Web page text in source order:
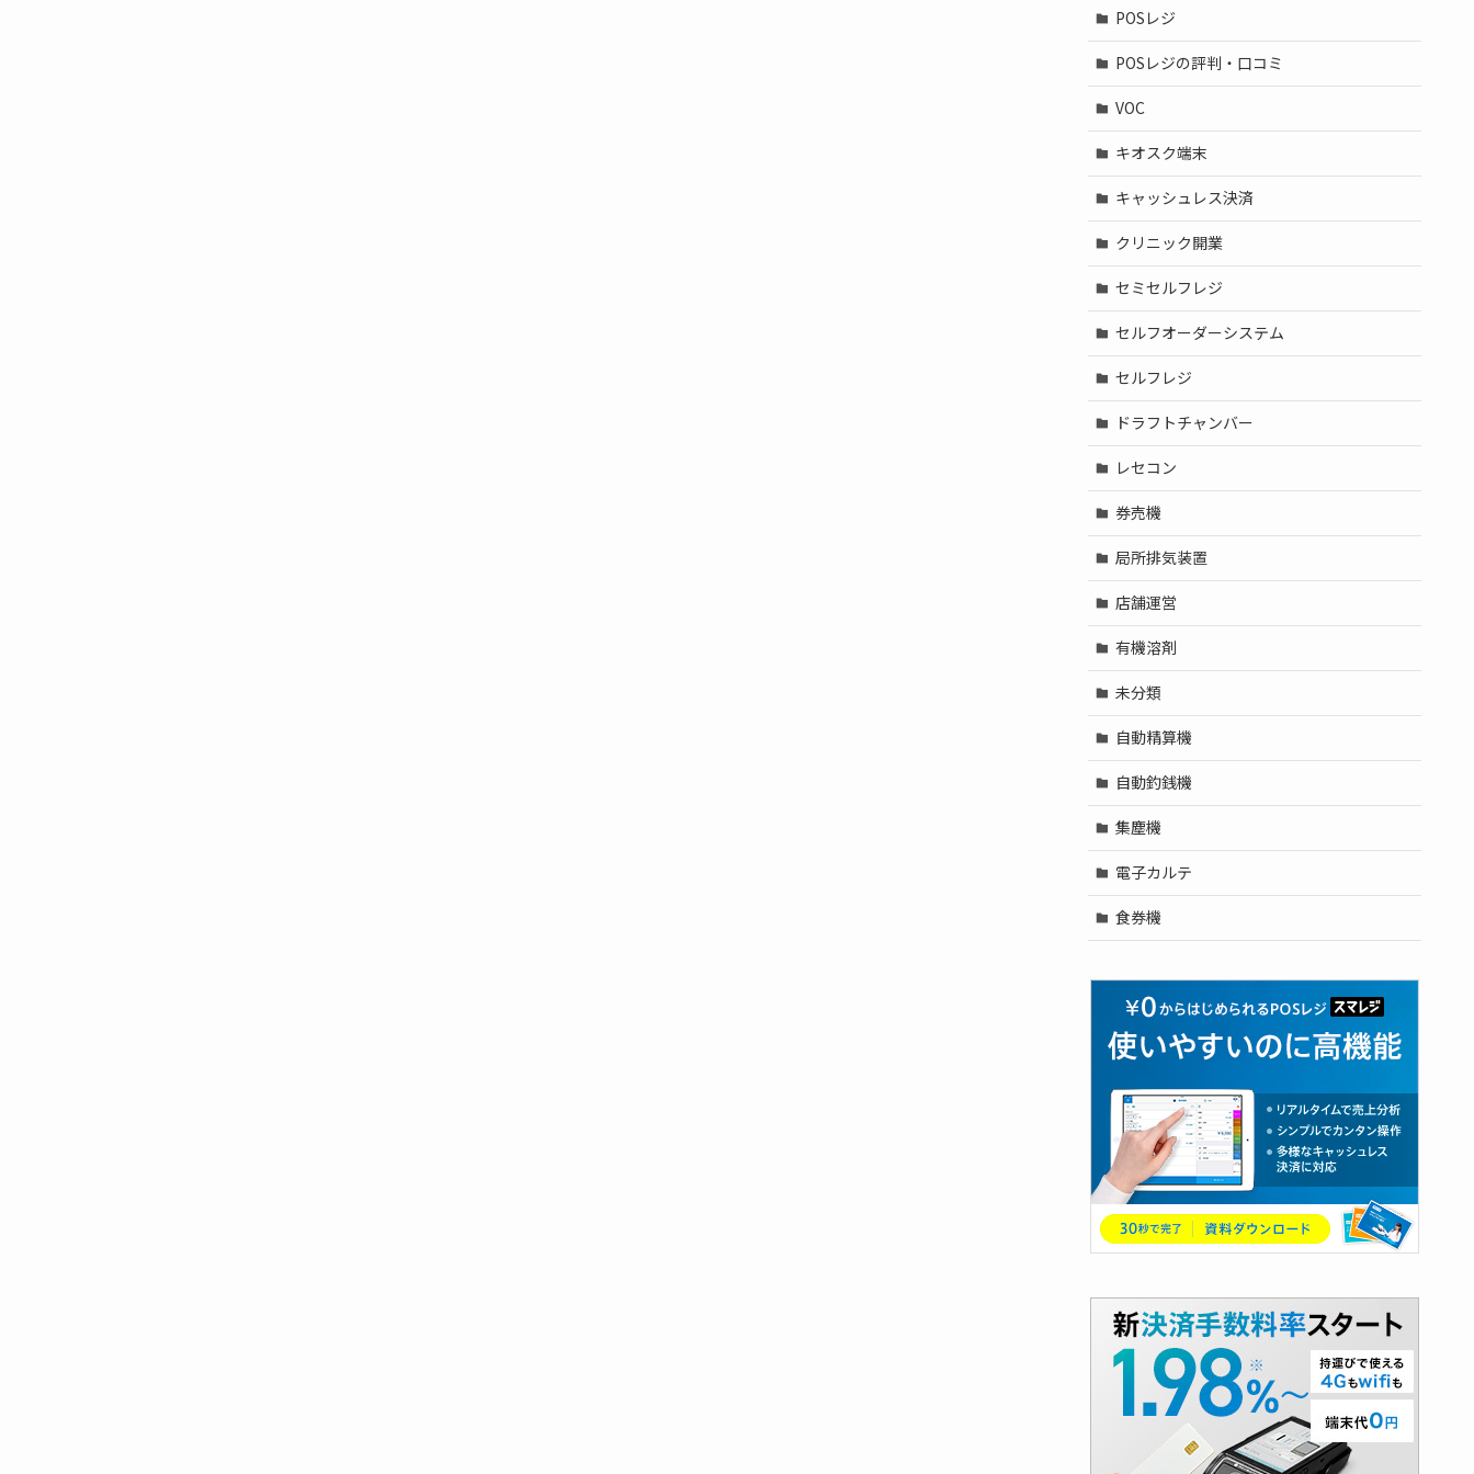
POSレジ
POSレジの評判・口コミ
VOC
キオスク端末
キャッシュレス決済
クリニック開業
セミセルフレジ
セルフオーダーシステム
セルフレジ
ドラフトチャンバー
レセコン
券売機
局所排気装置
店舗運営
有機溶剤
未分類
自動精算機
自動釣銭機
集塵機
電子カルテ
食券機